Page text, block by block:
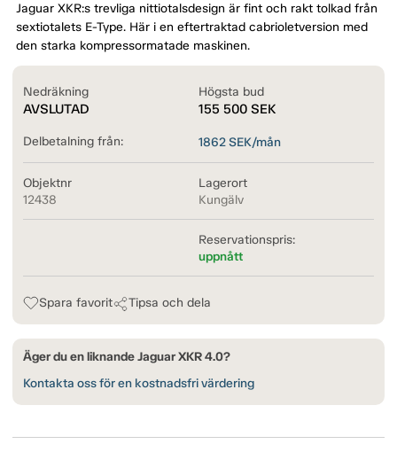
Jaguar XKR:s trevliga nittiotalsdesign är fint och rakt tolkad från
sextiotalets E-Type. Här i en eftertraktad cabrioletversion med
den starka kompressormatade maskinen.
Nedräkning
AVSLUTAD
Högsta bud
155 500 SEK
Delbetalning från: 1862SEK/mån
Objektnr
12438
Lagerort
Kungälv
Reservationspris:
uppnått
Spara favorit Tipsa och dela
Äger du en liknande Jaguar XKR 4.0?
Kontakta oss för en kostnadsfri värdering